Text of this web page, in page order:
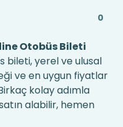
0
Otobüs Bileti
bileti, yerel ve ulusal
ve en uygun fiyatlar
kolay adımla
alabilir, hemen